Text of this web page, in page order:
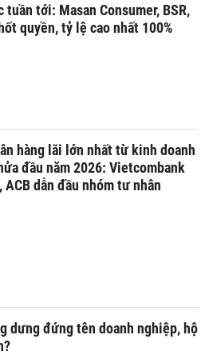
tuần tới: Masan Consumer, BSR,
quyền, tỷ lệ cao nhất 100%
hàng lãi lớn nhất từ kinh doanh
đầu năm 2026: Vietcombank
ACB dẫn đầu nhóm tư nhân
dưng đứng tên doanh nghiệp, hộ